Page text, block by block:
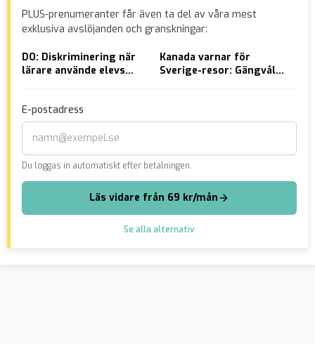
PLUS-prenumeranter får även ta del av våra mest
exklusiva avslöjanden och granskningar:
DO: Diskriminering när
lärare använde elevs
Kanada varnar för
Sverige-resor: Gängvåld
E-postadress
Du loggas in automatiskt efter betalningen.
Läs vidare från 69 kr/mån
Se alla alternativ